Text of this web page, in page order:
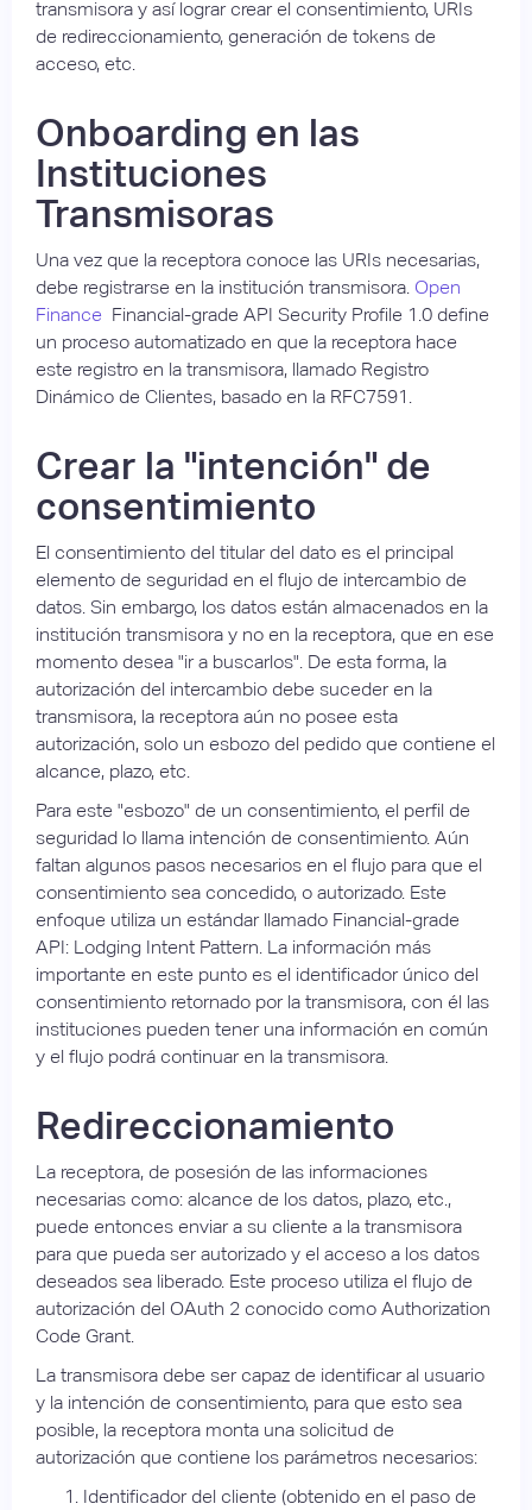
transmisora y así lograr crear el consentimiento, URIs
de redireccionamiento, generación de tokens de
acceso, etc.
Onboarding en las
Instituciones
Transmisoras
Una vez que la receptora conoce las URIs necesarias,
debe registrarse en la institución transmisora. Open
Finance Financial-grade API Security Profile 1.0 define
un proceso automatizado en que la receptora hace
este registro en la transmisora, llamado Registro
Dinámico de Clientes, basado en la RFC7591.
Crear la "intención" de
consentimiento
El consentimiento del titular del dato es el principal
elemento de seguridad en el flujo de intercambio de
datos. Sin embargo, los datos están almacenados en la
institución transmisora y no en la receptora, que en ese
momento desea "ir a buscarlos". De esta forma, la
autorización del intercambio debe suceder en la
transmisora, la receptora aún no posee esta
autorización, solo un esbozo del pedido que contiene el
alcance, plazo, etc.
Para este "esbozo" de un consentimiento, el perfil de
seguridad lo llama intención de consentimiento. Aún
faltan algunos pasos necesarios en el flujo para que el
consentimiento sea concedido, o autorizado. Este
enfoque utiliza un estándar llamado Financial-grade
API: Lodging Intent Pattern. La información más
importante en este punto es el identificador único del
consentimiento retornado por la transmisora, con él las
instituciones pueden tener una información en común
y el flujo podrá continuar en la transmisora.
Redireccionamiento
La receptora, de posesión de las informaciones
necesarias como: alcance de los datos, plazo, etc.,
puede entonces enviar a su cliente a la transmisora
para que pueda ser autorizado y el acceso a los datos
deseados sea liberado. Este proceso utiliza el flujo de
autorización del OAuth 2 conocido como Authorization
Code Grant.
La transmisora debe ser capaz de identificar al usuario
y la intención de consentimiento, para que esto sea
posible, la receptora monta una solicitud de
autorización que contiene los parámetros necesarios:
Identificador del cliente (obtenido en el paso de